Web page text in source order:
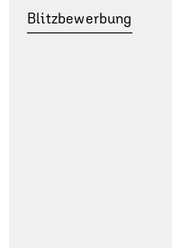
Blitzbewerbung